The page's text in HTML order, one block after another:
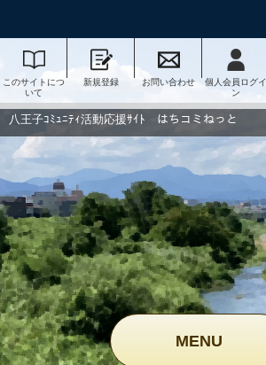
このサイトにつ
いて
新規登録 お問い合わせ
個人会員ログイ
ン
八王子ｺﾐｭﾆﾃｨ活動応援ｻｲﾄ はちコミねっと
MENU